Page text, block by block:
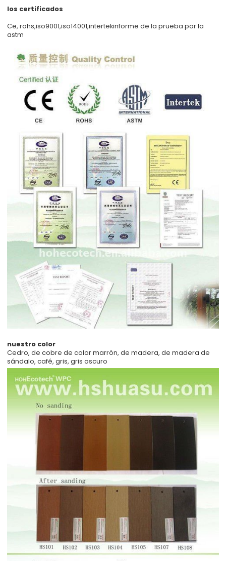
los certificados
Ce, rohs,iso9001,iso14001,intertekinforme de la prueba por la
astm
nuestro color
Cedro, de cobre de color marrón, de madera, de madera de
sándalo, café, gris, gris oscuro